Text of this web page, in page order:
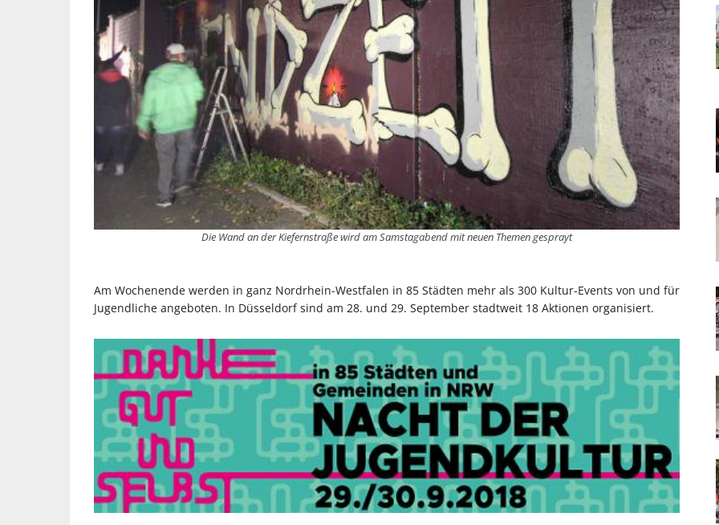
Die Wand an der Kiefernstraße wird am Samstagabend mit neuen Themen gesprayt
Am Wochenende werden in ganz Nordrhein-Westfalen in 85 Städten mehr als 300 Kultur-Events von und für
Jugendliche angeboten. In Düsseldorf sind am 28. und 29. September stadtweit 18 Aktionen organisiert.